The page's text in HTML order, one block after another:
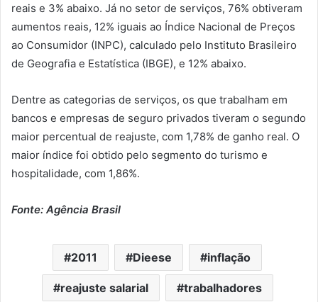
reais e 3% abaixo. Já no setor de serviços, 76% obtiveram
aumentos reais, 12% iguais ao Índice Nacional de Preços
ao Consumidor (INPC), calculado pelo Instituto Brasileiro
de Geografia e Estatística (IBGE), e 12% abaixo.
Dentre as categorias de serviços, os que trabalham em
bancos e empresas de seguro privados tiveram o segundo
maior percentual de reajuste, com 1,78% de ganho real. O
maior índice foi obtido pelo segmento do turismo e
hospitalidade, com 1,86%.
Fonte: Agência Brasil
2011 Dieese inflação
reajuste salarial trabalhadores